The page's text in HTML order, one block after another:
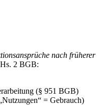
nach früherer
2 BGB:
(§ 951 BGB)
= Gebrauch)